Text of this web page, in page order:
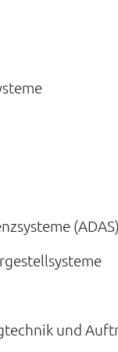
(ADAS)
und